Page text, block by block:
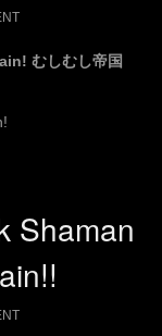
むしむし帝国
Shaman